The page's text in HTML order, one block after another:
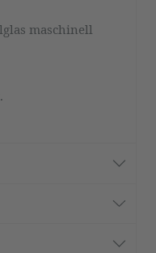
maschinell